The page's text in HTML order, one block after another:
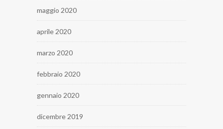
maggio 2020
aprile 2020
marzo 2020
febbraio 2020
gennaio 2020
dicembre 2019